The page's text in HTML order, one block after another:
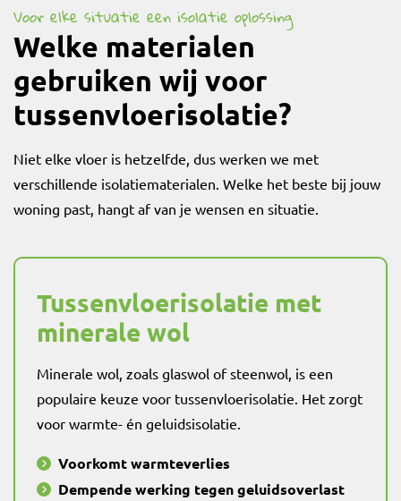
Voor elke situatie een isolatie oplossing
Welke materialen
gebruiken wij voor
tussenvloerisolatie?
Niet elke vloer is hetzelfde, dus werken we met
verschillende isolatiematerialen. Welke het beste bij jouw
woning past, hangt af van je wensen en situatie.
Tussenvloerisolatie met
minerale wol
Minerale wol, zoals glaswol of steenwol, is een
populaire keuze voor tussenvloerisolatie. Het zorgt
voor warmte- én geluidsisolatie.
Voorkomt warmteverlies
Dempende werking tegen geluidsoverlast